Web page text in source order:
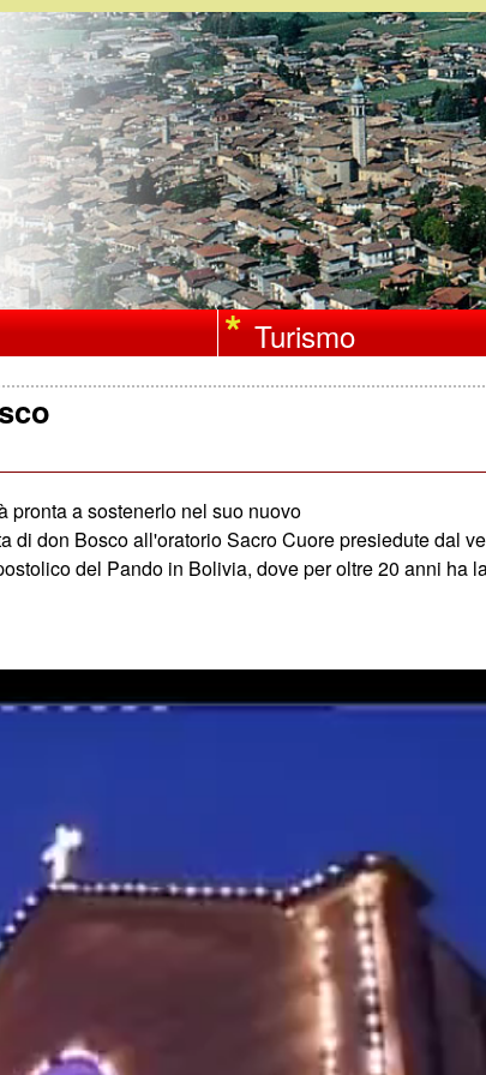
Salta
al
contenuto
principale
Turismo
pronta a sostenerlo nel suo nuovo
di don Bosco all'oratorio Sacro Cuore presiedute dal
del Pando in Bolivia, dove per oltre 20 anni ha